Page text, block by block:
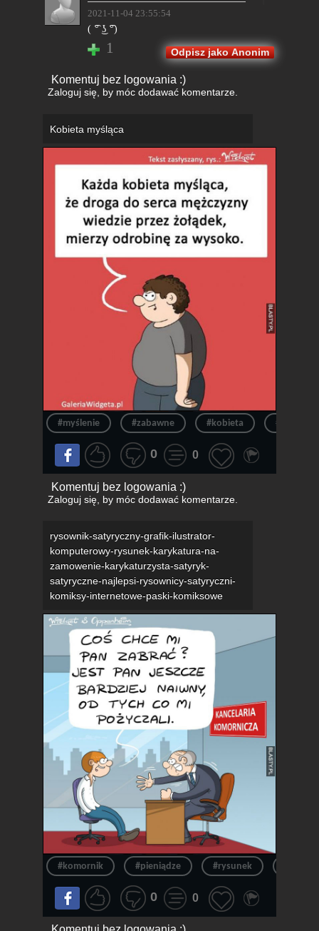
2021-11-04 23:55:54
( ͡° ͜ʖ ͡°)
1 Odpisz jako Anonim
Komentuj bez logowania :)
Zaloguj się, by móc dodawać komentarze.
Kobieta myśląca
#myślenie #zabawne #kobieta #dowcip
0 0
Komentuj bez logowania :)
Zaloguj się, by móc dodawać komentarze.
rysownik-satyryczny-grafik-ilustrator-
komputerowy-rysunek-karykatura-na-
zamowenie-karykaturzysta-satyryk-
satyryczne-najlepsi-rysownicy-satyryczni-
komiksy-internetowe-paski-komiksowe
#komornik #pieniądze #rysunek
0 0